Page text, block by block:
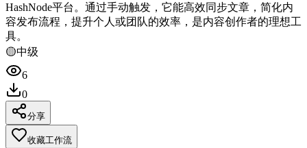
HashNode平台。通过手动触发，它能高效同步文章，简化内
容发布流程，提升个人或团队的效率，是内容创作者的理想工
具。
🟡中级
6
0
分享
收藏工作流